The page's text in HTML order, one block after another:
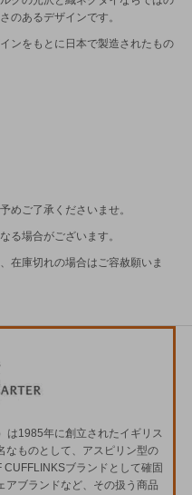
のあるデザインです。
ンをもとに日本で製造されたもの
めご了承くださいませ。
る場合がございます。
在庫切れの場合はご容赦願いま
は1985年に創立されたイギリス
なものとして、アスピリン型の
ブランドとして確固
アブランドなど、その扱う商品